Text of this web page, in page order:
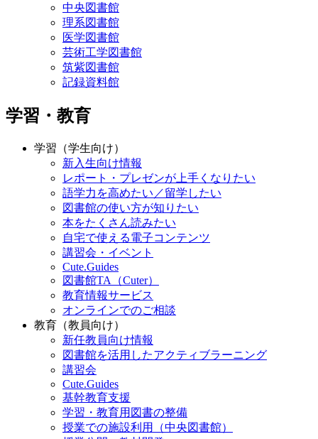
中央図書館
理系図書館
医学図書館
芸術工学図書館
筑紫図書館
記録資料館
学習・教育
学習（学生向け）
新入生向け情報
レポート・プレゼンが上手くなりたい
語学力を高めたい／留学したい
図書館の使い方が知りたい
本をたくさん読みたい
自宅で使える電子コンテンツ
講習会・イベント
Cute.Guides
図書館TA（Cuter）
教育情報サービス
オンラインでのご相談
教育（教員向け）
新任教員向け情報
図書館を活用したアクティブラーニング
講習会
Cute.Guides
基幹教育支援
学習・教育用図書の整備
授業での施設利用（中央図書館）